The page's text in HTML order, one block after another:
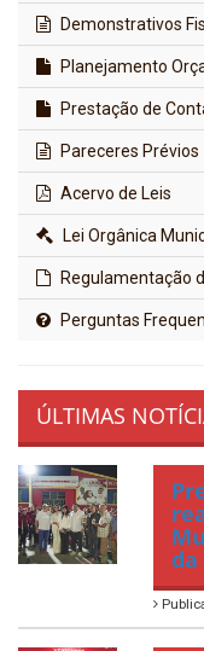
Demonstrativos
Planejamento
Prestação de
Pareceres Prévios
Acervo de Leis
Lei Orgânica
Regulamentação
Perguntas
ÚLTIMAS
da